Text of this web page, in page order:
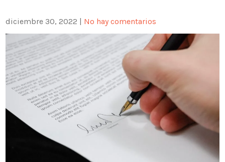
diciembre 30, 2022 | No hay comentarios